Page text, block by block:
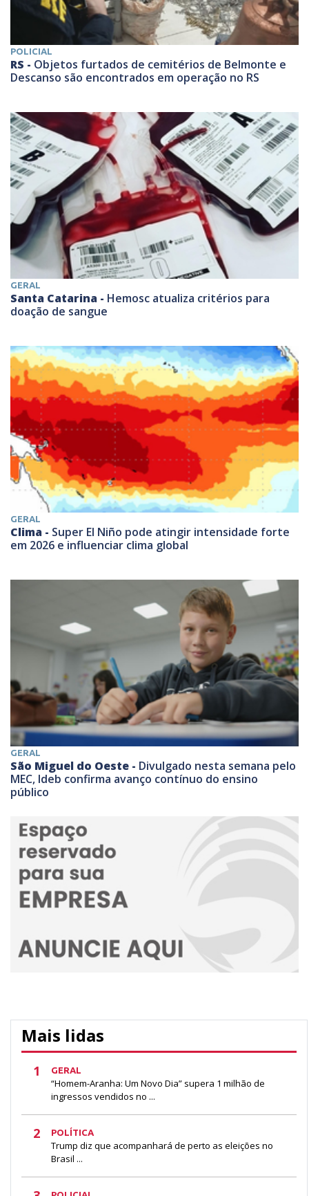
POLICIAL
RS - Objetos furtados de cemitérios de Belmonte e
Descanso são encontrados em operação no RS
GERAL
Santa Catarina - Hemosc atualiza critérios para
doação de sangue
GERAL
Clima - Super El Niño pode atingir intensidade forte
em 2026 e influenciar clima global
GERAL
São Miguel do Oeste - Divulgado nesta semana pelo
MEC, Ideb confirma avanço contínuo do ensino
público
Mais lidas
1 GERAL
“Homem-Aranha: Um Novo Dia” supera 1 milhão de
ingressos vendidos no ...
2 POLÍTICA
Trump diz que acompanhará de perto as eleições no
Brasil ...